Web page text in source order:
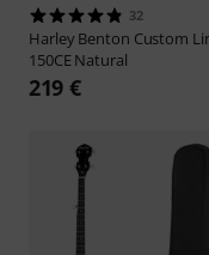
32
Harley Benton Custom
150CE Natural
219 €